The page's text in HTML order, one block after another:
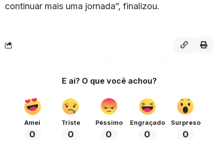
continuar mais uma jornada”, finalizou.
E ai? O que você achou?
Amei
0
Triste
0
Péssimo
0
Engraçado
0
Surpreso
0